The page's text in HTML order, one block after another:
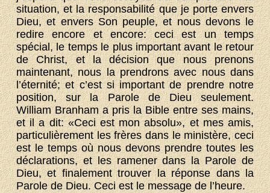
situation, et la responsabilité que je porte envers
Dieu, et envers Son peuple, et nous devons le
redire encore et encore: ceci est un temps
spécial, le temps le plus important avant le retour
de Christ, et la décision que nous prenons
maintenant, nous la prendrons avec nous dans
l’éternité; et c’est si important de prendre notre
position, sur la Parole de Dieu seulement.
William Branham a pris la Bible entre ses mains,
et il a dit: «Ceci est mon absolu», et mes amis,
particulièrement les frères dans le ministère, ceci
est le temps où nous devons prendre toutes les
déclarations, et les ramener dans la Parole de
Dieu, et finalement trouver la réponse dans la
Parole de Dieu. Ceci est le message de l’heure.